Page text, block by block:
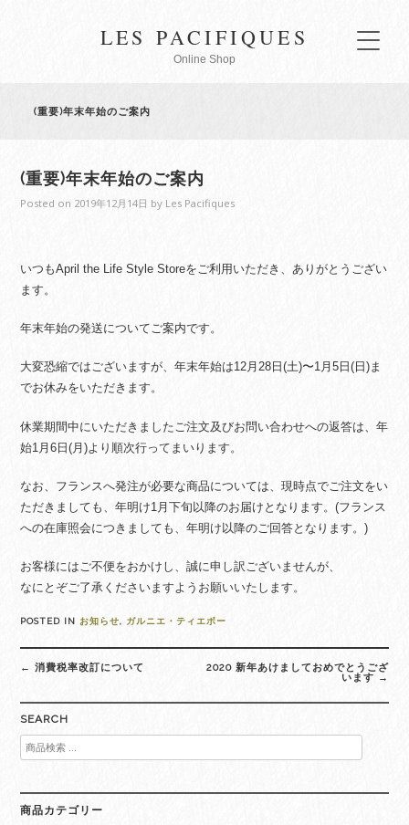
LES PACIFIQUES
Online Shop
(重要)年末年始のご案内
(重要)年末年始のご案内
Posted on 2019年12月14日 by Les Pacifiques
いつもApril the Life Style Storeをご利用いただき、ありがとうござい
ます。
年末年始の発送についてご案内です。
大変恐縮ではございますが、年末年始は12月28日(土)〜1月5日(日)ま
でお休みをいただきます。
休業期間中にいただきましたご注文及びお問い合わせへの返答は、年
始1月6日(月)より順次行ってまいります。
なお、フランスへ発注が必要な商品については、現時点でご注文をい
ただきましても、年明け1月下旬以降のお届けとなります。(フランス
への在庫照会につきましても、年明け以降のご回答となります。)
お客様にはご不便をおかけし、誠に申し訳ございませんが、
なにとぞご了承くださいますようお願いいたします。
POSTED IN お知らせ, ガルニエ・ティエボー
Post
navigation
← 消費税率改訂について 2020 新年あけましておめでとうござ
います →
SEARCH
検
索
象:
商品カテゴリー